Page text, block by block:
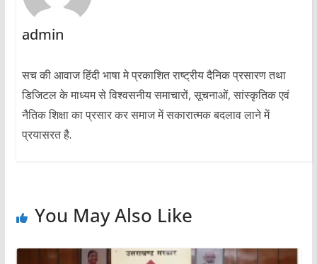
admin
सच की आवाज हिंदी भाषा मे प्रकाशित राष्ट्रीय दैनिक प्रसारण तथा
डिजिटल के माध्यम से विश्वसनीय समाचारों, सूचनाओं, सांस्कृतिक एवं
नैतिक शिक्षा का प्रसार कर समाज में सकारात्मक बदलाव लाने में
प्रयासरत है.
You May Also Like